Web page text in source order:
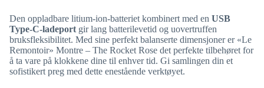
Den oppladbare litium-ion-batteriet kombinert med en USB
Type-C-ladeport gir lang batterilevetid og uovertruffen
bruksfleksibilitet. Med sine perfekt balanserte dimensjoner er «Le
Remontoir» Montre – The Rocket Rose det perfekte tilbehøret for
å ta vare på klokkene dine til enhver tid. Gi samlingen din et
sofistikert preg med dette enestående verktøyet.